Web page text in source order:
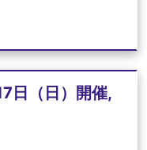
日（日）開催,